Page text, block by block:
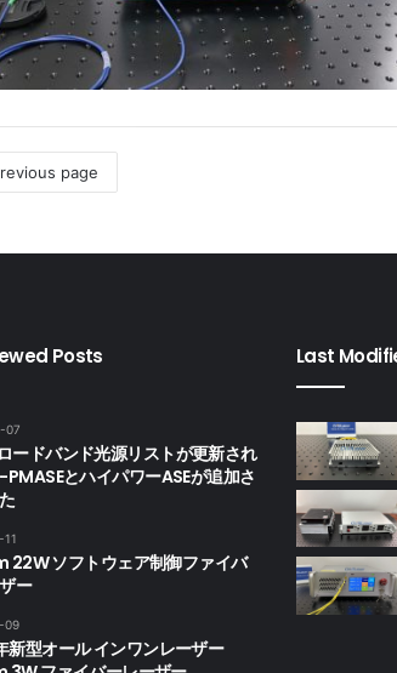
page
Posts
07
ードバンド光源リストが更新され
PMASEとハイパワーASEが追加さ
22W ソフトウェア制御ファイバ
ー
09
型オール インワンレーザー
Last